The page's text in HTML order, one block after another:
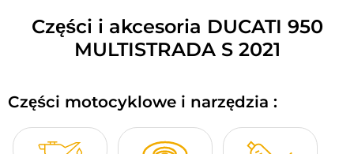
CZĘŚCI MOTOCYKLOWE I NARZĘDZIA
AKCESORIA MOTOCYKLOWE
Części i akcesoria DUCATI 950
MULTISTRADA S 2021
Części motocyklowe i narzędzia :